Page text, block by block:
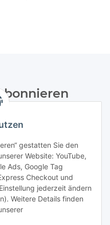
gestatten Sie den
Website: YouTube,
Ads, Google Tag
Checkout und
jederzeit ändern
Weitere Details finden
und jederzeit widerruflich
Abonnieren